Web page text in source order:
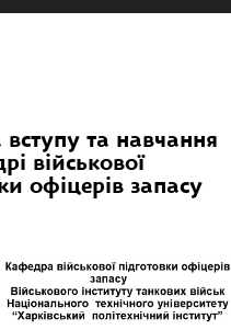
та навчання
військової
офіцерів запасу